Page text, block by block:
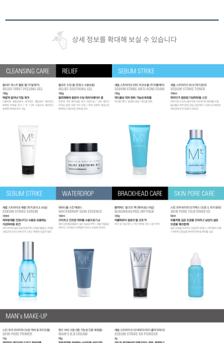
상세 정보를 확대해 보실 수 있습니다